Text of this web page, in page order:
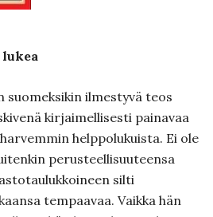
lukea
suomeksikin ilmestyvä teos
kirjaimellisesti painavaa
helppolukuista. Ei ole
perusteellisuuteensa
silti
tempaavaa. Vaikka hän